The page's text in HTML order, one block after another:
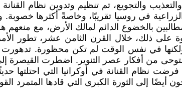
في روسيا تقريبًا، وخاصةً أكثرها
مطالبين بالخضوع الدائم لمالك الأرض، مع
على ذلك، خلال القرن الثامن عشر، تطور
في نفس الوقت لم تكن محظورة. تدهورت
من أفكار عصر التنوير. اضطرت القيصرة